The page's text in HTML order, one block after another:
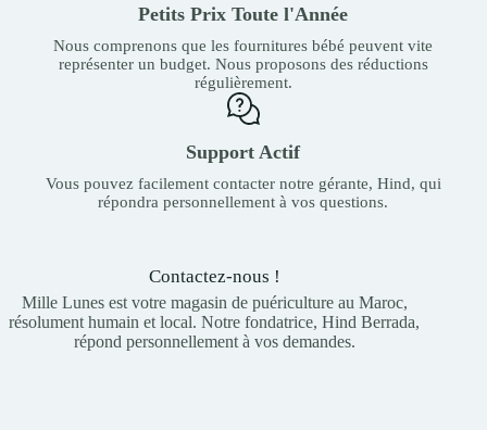
Petits Prix Toute l'Année
Nous comprenons que les fournitures bébé peuvent vite
représenter un budget. Nous proposons des réductions
régulièrement.
Support Actif
Vous pouvez facilement contacter notre gérante, Hind, qui
répondra personnellement à vos questions.
Contactez-nous !
Mille Lunes est votre magasin de puériculture au Maroc,
résolument humain et local. Notre fondatrice, Hind Berrada,
répond personnellement à vos demandes.